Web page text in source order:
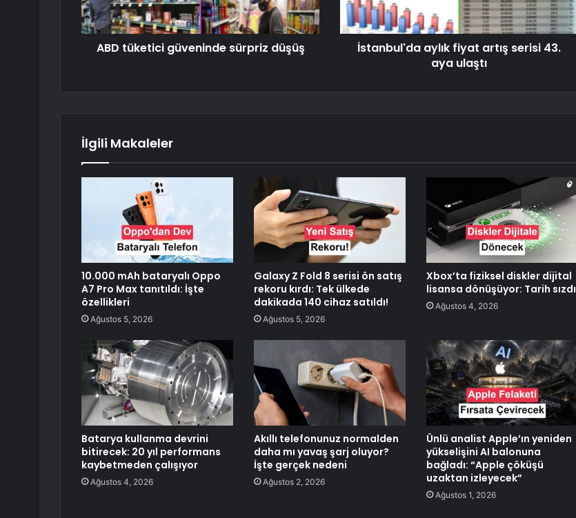
ABD tüketici güveninde sürpriz düşüş
İstanbul'da aylık fiyat artış serisi 43.
aya ulaştı
İlgili Makaleler
10.000 mAh bataryalı Oppo
A7 Pro Max tanıtıldı: İşte
özellikleri
Ağustos 5, 2026
Galaxy Z Fold 8 serisi ön satış
rekoru kırdı: Tek ülkede
dakikada 140 cihaz satıldı!
Ağustos 5, 2026
Xbox’ta fiziksel diskler dijital
lisansa dönüşüyor: Tarih sızdı
Ağustos 4, 2026
Batarya kullanma devrini
bitirecek: 20 yıl performans
kaybetmeden çalışıyor
Ağustos 4, 2026
Akıllı telefonunuz normalden
daha mı yavaş şarj oluyor?
İşte gerçek nedeni
Ağustos 2, 2026
Ünlü analist Apple’ın yeniden
yükselişini AI balonuna
bağladı: “Apple çöküşü
uzaktan izleyecek”
Ağustos 1, 2026